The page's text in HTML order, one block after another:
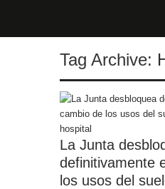
declarado este
¡Manténgase alerta! (31
al martes 11 de
seguridad en
Estabilizado el incendio
Honda y cercanías de la
El Ministro Principal da la
Tag Archive:
La Junta
definitivamente
los usos del